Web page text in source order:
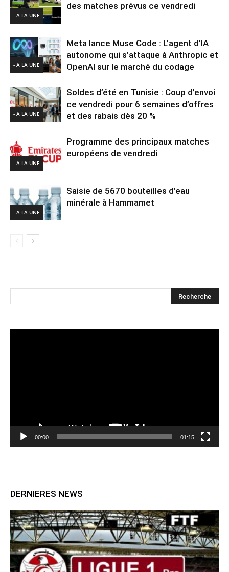
- A LA UNE
des matches prévus ce vendredi
- A LA UNE
Meta lance Muse Code : L’agent d’IA
autonome qui s’attaque à Anthropic et
OpenAI sur le marché du codage
- A LA UNE
Soldes d’été en Tunisie : Coup d’envoi
ce vendredi pour 6 semaines d’offres
et des rabais dès 20 %
- A LA UNE
Programme des principaux matches
européens de vendredi
- A LA UNE
Saisie de 5670 bouteilles d’eau
minérale à Hammamet
00:00 01:15
DERNIERES NEWS